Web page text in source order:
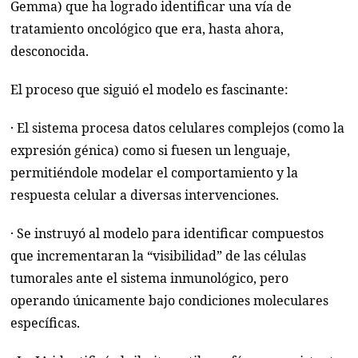
Gemma) que ha logrado identificar una vía de
tratamiento oncológico que era, hasta ahora,
desconocida.
El proceso que siguió el modelo es fascinante:
· El sistema procesa datos celulares complejos (como la
expresión génica) como si fuesen un lenguaje,
permitiéndole modelar el comportamiento y la
respuesta celular a diversas intervenciones.
· Se instruyó al modelo para identificar compuestos
que incrementaran la “visibilidad” de las células
tumorales ante el sistema inmunológico, pero
operando únicamente bajo condiciones moleculares
específicas.